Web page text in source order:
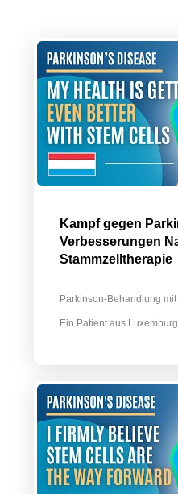
Kampf gegen
Verbesserungen
Stammzelltherapie
Parkinson-Behandlung
Ein Patient aus Luxemburg